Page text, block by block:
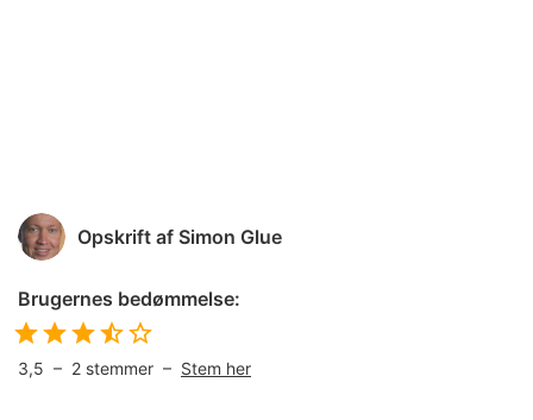
Opskrift af Simon Glue
Brugernes bedømmelse:
3,5 – 2 stemmer – Stem her